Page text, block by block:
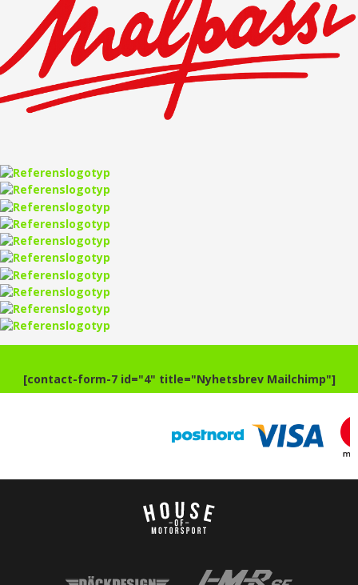
[contact-form-7 id="4" title="Nyhetsbrev Mailchimp"]